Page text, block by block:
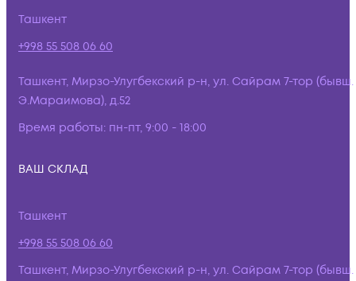
Ташкент
+998 55 508 06 60
Ташкент, Мирзо-Улугбекский р-н, ул. Сайрам 7-тор (бывш.
Э.Мараимова), д.52
Время работы: пн-пт, 9:00 - 18:00
ВАШ СКЛАД
Ташкент
+998 55 508 06 60
Ташкент, Мирзо-Улугбекский р-н, ул. Сайрам 7-тор (бывш.